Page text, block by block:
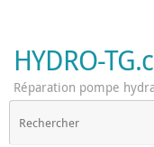
contenu
HYDRO-
Réparation pompe